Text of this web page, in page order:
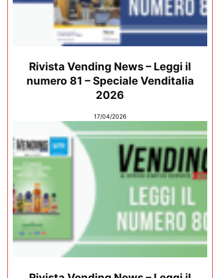
Rivista Vending News – Leggi il
numero 81 – Speciale Venditalia
2026
17/04/2026